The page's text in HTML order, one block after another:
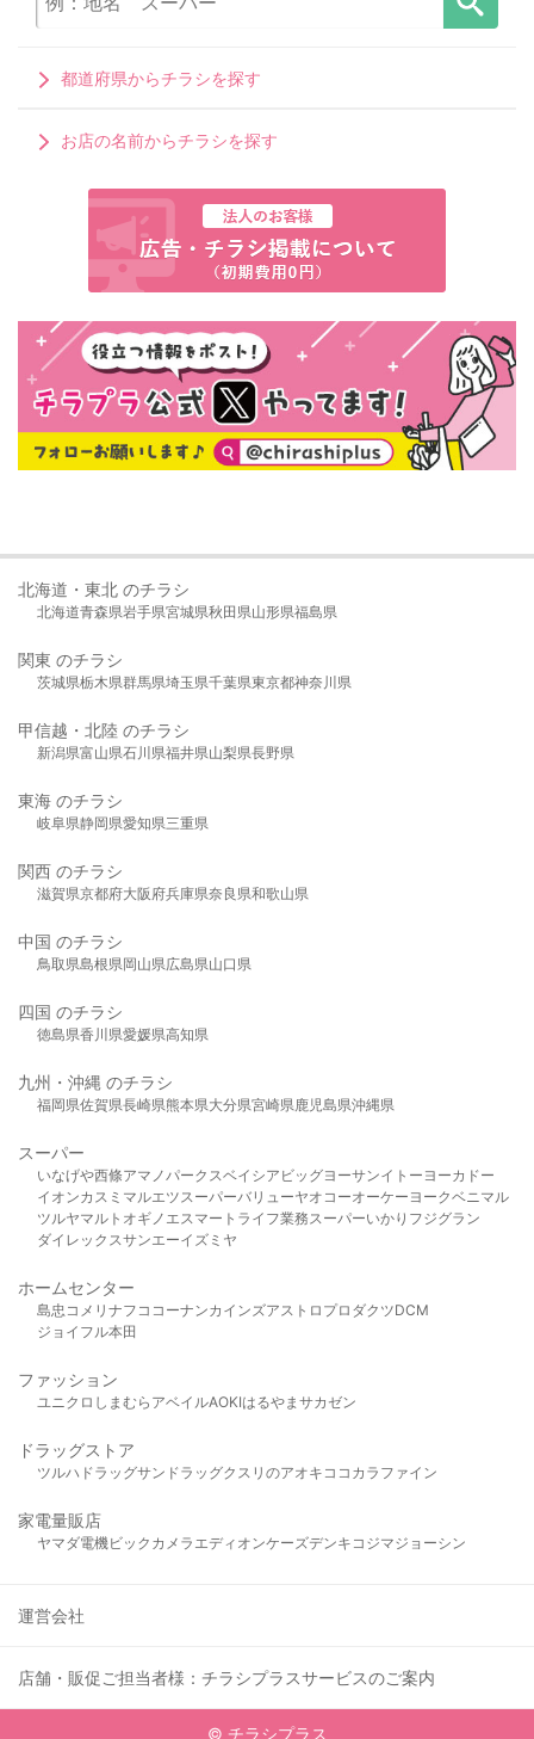
都道府県からチラシを探す
お店の名前からチラシを探す
北海道・東北 のチラシ
北海道青森県岩手県宮城県秋田県山形県福島県
関東 のチラシ
茨城県栃木県群馬県埼玉県千葉県東京都神奈川県
甲信越・北陸 のチラシ
新潟県富山県石川県福井県山梨県長野県
東海 のチラシ
岐阜県静岡県愛知県三重県
関西 のチラシ
滋賀県京都府大阪府兵庫県奈良県和歌山県
中国 のチラシ
鳥取県島根県岡山県広島県山口県
四国 のチラシ
徳島県香川県愛媛県高知県
九州・沖縄 のチラシ
福岡県佐賀県長崎県熊本県大分県宮崎県鹿児島県沖縄県
スーパー
いなげや西條アマノパークスベイシア ビッグヨーサンイトーヨーカドー
イオンカスミ マルエツスーパーバリューヤオコーオーケー ヨークベニマル
ツルヤマルト オギノ エスマート ライフ業務スーパーいかり フジグラン
ダイレックスサンエーイズミヤ
ホームセンター
島忠 コメリ ナフコ コーナンカインズアストロプロダクツDCM
ジョイフル本田
ファッション
ユニクロ しまむら アベイルAOKIはるやま サカゼン
ドラッグストア
ツルハドラッグサンドラッグクスリのアオキ ココカラファイン
家電量販店
ヤマダ電機ビックカメラ エディオンケーズデンキ コジマジョーシン
運営会社
店舗・販促ご担当者様：チラシプラスサービスのご案内
© チラシプラス